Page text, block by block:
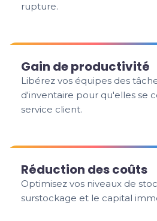
rupture.
Gain de productivité
Libérez vos équipes des
d'inventaire pour qu'elles se
service client.
Réduction des coûts
Optimisez vos niveaux de
surstockage et le capital